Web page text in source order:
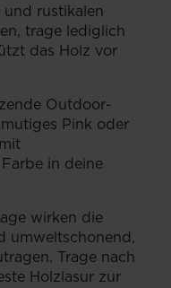
rustikalen
trage lediglich
das Holz vor
Outdoor-
Pink oder
in deine
wirken die
umweltschonend,
Trage nach
Holzlasur zur